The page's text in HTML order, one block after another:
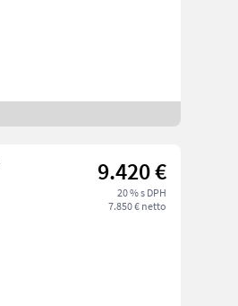
9.420 €
20 % s DPH
7.850 € netto